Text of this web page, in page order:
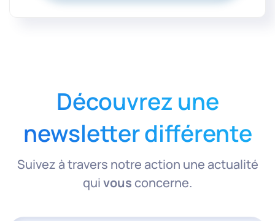
Découvrez une
newsletter différente
Suivez à travers notre action une actualité
quivousconcerne.